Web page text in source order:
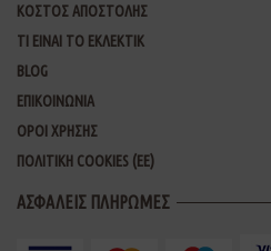
ΚΟΣΤΟΣ ΑΠΟΣΤΟΛΗΣ
ΤΙ ΕΙΝΑΙ ΤΟ ΕΚΛΕΚΤΙΚ
BLOG
ΕΠΙΚΟΙΝΩΝΙΑ
ΟΡΟΙ ΧΡΗΣΗΣ
ΠΟΛΙΤΙΚΗ COOKIES (ΕΕ)
ΑΣΦΑΛΕΙΣ ΠΛΗΡΩΜΕΣ